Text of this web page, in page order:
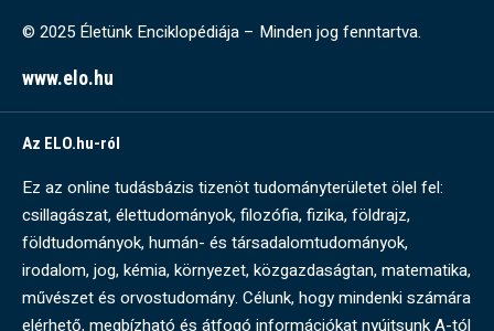
© 2025 Életünk Enciklopédiája – Minden jog fenntartva.
www.elo.hu
Az ELO.hu-ról
Ez az online tudásbázis tizenöt tudományterületet ölel fel:
csillagászat, élettudományok, filozófia, fizika, földrajz,
földtudományok, humán- és társadalomtudományok,
irodalom, jog, kémia, környezet, közgazdaságtan, matematika,
művészet és orvostudomány. Célunk, hogy mindenki számára
elérhető, megbízható és átfogó információkat nyújtsunk A-tól